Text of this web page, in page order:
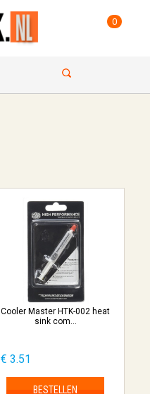
0
Cooler Master HTK-002 heat
sink com...
€ 3.51
BESTELLEN